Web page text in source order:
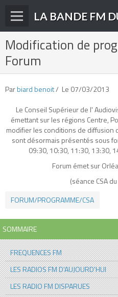
LA BANDE FM
Accueil
fréquences FM
La radio en DAB+
archives
Modification de
Forum
Parbiard benoit
Le 07/03/2013
Le Conseil Supérieur de l'
émettant sur les régions Centre,
modifier les conditions de diffusion
sont désormais présentés sous
09:30, 10:30, 11:30, 13:30,
Forum émet sur
(séance CSA
FORUM/PROGRAMME/CSA
SOMMAIRE
FREQUENCES FM
LES RADIOS FM D'AUJOURD'HUI
LES RADIO FM DISPARUES